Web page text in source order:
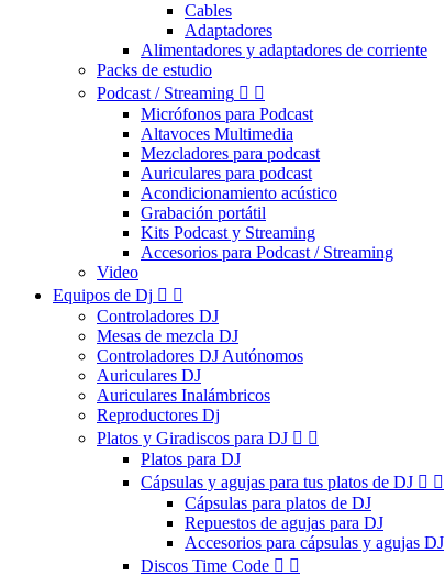
Cables
Adaptadores
Alimentadores y adaptadores de corriente
Packs de estudio
Podcast / Streaming  
Micrófonos para Podcast
Altavoces Multimedia
Mezcladores para podcast
Auriculares para podcast
Acondicionamiento acústico
Grabación portátil
Kits Podcast y Streaming
Accesorios para Podcast / Streaming
Video
Equipos de Dj  
Controladores DJ
Mesas de mezcla DJ
Controladores DJ Autónomos
Auriculares DJ
Auriculares Inalámbricos
Reproductores Dj
Platos y Giradiscos para DJ  
Platos para DJ
Cápsulas y agujas para tus platos de DJ  
Cápsulas para platos de DJ
Repuestos de agujas para DJ
Accesorios para cápsulas y agujas DJ
Discos Time Code  